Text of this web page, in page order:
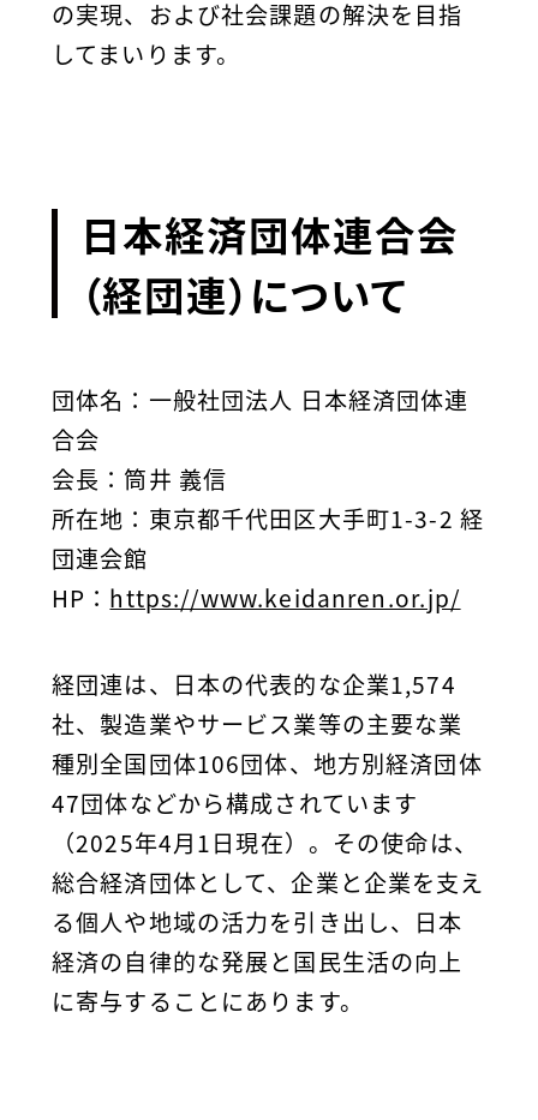
の実現、および社会課題の解決を目指
してまいります。
日本経済団体連合会
（経団連）について
団体名：一般社団法人 日本経済団体連
合会
会長：筒井 義信
所在地：東京都千代田区大手町1-3-2 経
団連会館
HP： https://www.keidanren.or.jp/
経団連は、日本の代表的な企業1,574
社、製造業やサービス業等の主要な業
種別全国団体106団体、地方別経済団体
47団体などから構成されています
（2025年4月1日現在）。その使命は、
総合経済団体として、企業と企業を支え
る個人や地域の活力を引き出し、日本
経済の自律的な発展と国民生活の向上
に寄与することにあります。